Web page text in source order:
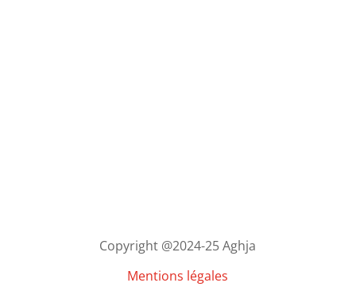
Copyright @2024-25 Aghja
Mentions légales